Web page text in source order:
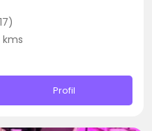
kms
Profil